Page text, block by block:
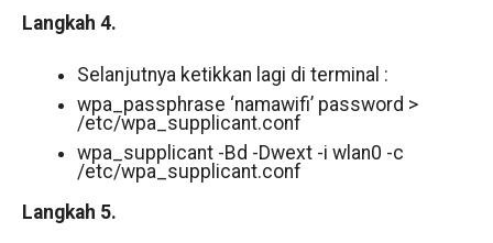
Langkah 4.
Selanjutnya ketikkan lagi di terminal :
wpa_passphrase ‘namawifi’ password >
/etc/wpa_supplicant.conf
wpa_supplicant -Bd -Dwext -i wlan0 -c
/etc/wpa_supplicant.conf
Langkah 5.